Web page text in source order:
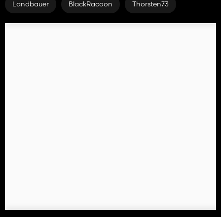
Landbauer BlackRacoon Thorsten73